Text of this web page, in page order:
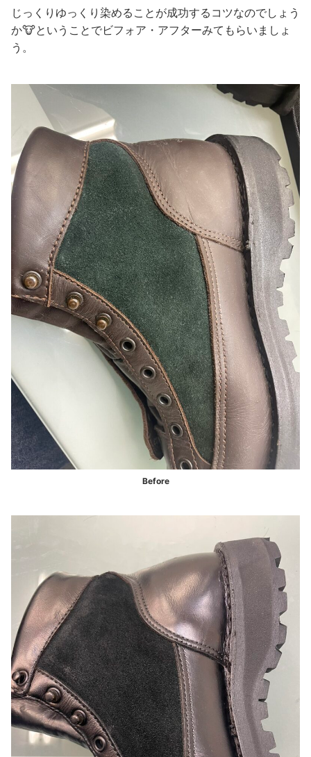
じっくりゆっくり染めることが成功するコツなのでしょう
か🐮ということでビフォア・アフターみてもらいましょ
う。
Before